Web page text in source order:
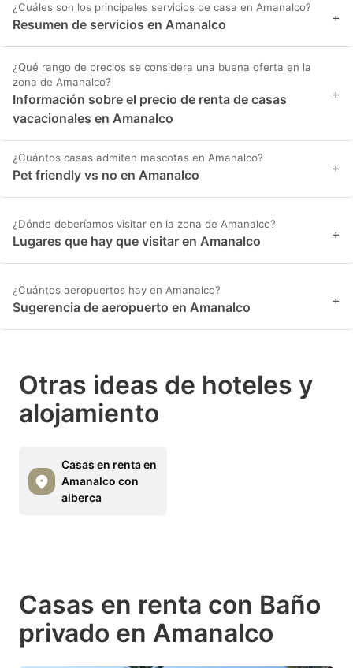
¿Cuáles son los principales servicios de casa en Amanalco?
Resumen de servicios en Amanalco +
¿Qué rango de precios se considera una buena oferta en la
zona de Amanalco?
Información sobre el precio de renta de casas
vacacionales en Amanalco
+
¿Cuántos casas admiten mascotas en Amanalco?
Pet friendly vs no en Amanalco +
¿Dónde deberíamos visitar en la zona de Amanalco?
Lugares que hay que visitar en Amanalco +
¿Cuántos aeropuertos hay en Amanalco?
Sugerencia de aeropuerto en Amanalco +
Otras ideas de hoteles y
alojamiento
Casas en renta en
Amanalco con
alberca
Casas en renta con Baño
privado en Amanalco